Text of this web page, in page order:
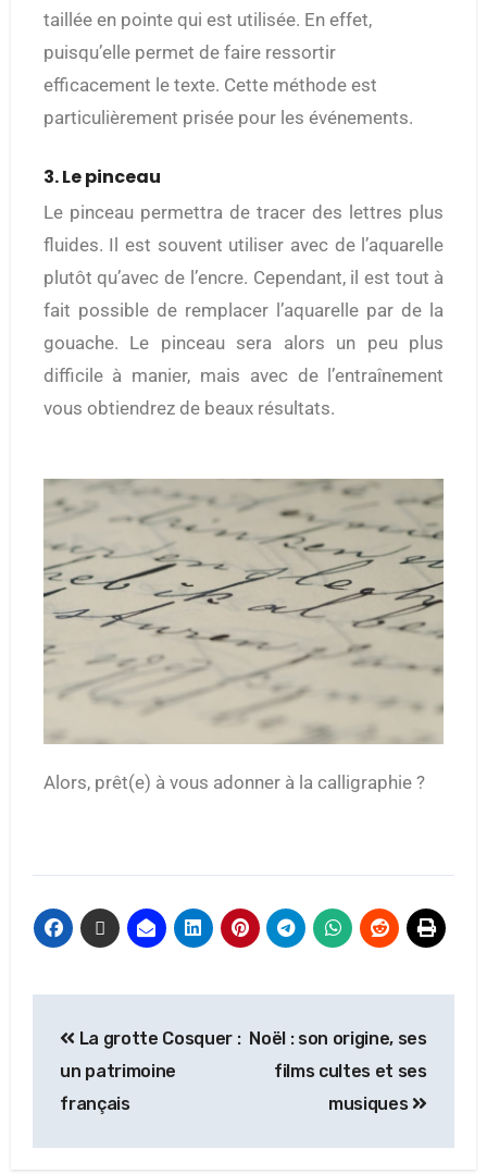
taillée en pointe qui est utilisée. En effet,
puisqu’elle permet de faire ressortir
efficacement le texte. Cette méthode est
particulièrement prisée pour les événements.
3. Le pinceau
Le pinceau permettra de tracer des lettres plus
fluides. Il est souvent utiliser avec de l’aquarelle
plutôt qu’avec de l’encre. Cependant, il est tout à
fait possible de remplacer l’aquarelle par de la
gouache. Le pinceau sera alors un peu plus
difficile à manier, mais avec de l’entraînement
vous obtiendrez de beaux résultats.
Alors, prêt(e) à vous adonner à la calligraphie ?
La grotte Cosquer :
un patrimoine
français
Noël : son origine, ses
films cultes et ses
musiques